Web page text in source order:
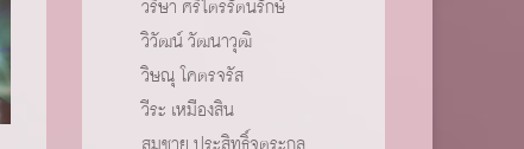
วริษา ศรีไตรรัตนรักษ์
วิวัฒน์ วัฒนาวุฒิ
วิษณุ โคตรจรัส
วีระ เหมืองสิน